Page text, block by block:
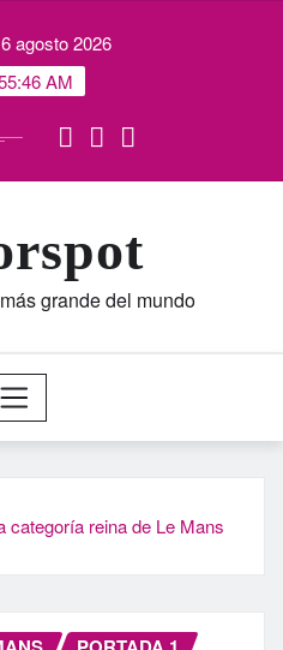
agosto 2026
AM
grande del mundo
categoría reina de Le Mans